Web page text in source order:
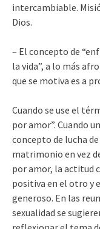
intercambiable.
Dios.
– El concepto de
la vida”, a lo más
que se motiva es a
Cuando se use el
por amor”. Cuando
concepto de lucha
matrimonio en vez
por amor, la actitud
positiva en el otro y
generoso. En las
sexualidad se